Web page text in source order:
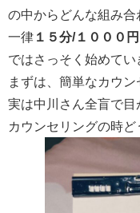
の中からどんな組み合
一律 １５分/１０００円
ではさっそく始めてい
まずは、簡単なカウ
実は中川さん全盲で目
カウンセリングの時